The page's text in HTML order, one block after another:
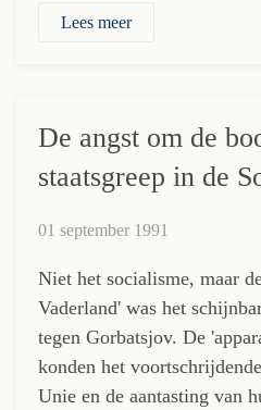
Lees meer
De angst om de
staatsgreep in de
01 september 1991
Niet het socialisme, maar
Vaderland' was het
tegen Gorbatsjov. De
konden het
Unie en de aantasting van